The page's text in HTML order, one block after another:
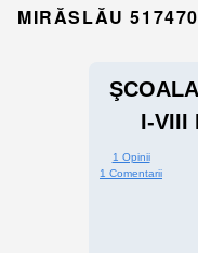
MIRĂSLĂU 517470
I-VIII
1 Opinii
1 Comentarii